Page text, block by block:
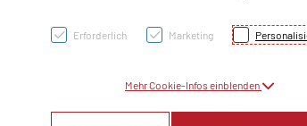
Erforderlich Marketing
Mehr Cookie-Infos einblenden